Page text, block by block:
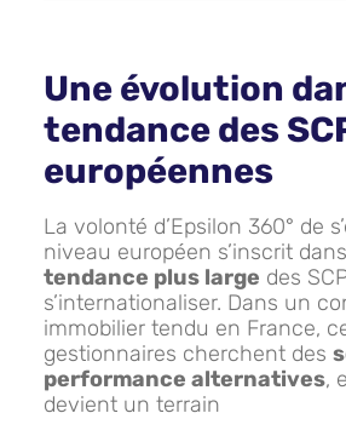
Une évolution
tendance des
européennes
La volonté d’Epsilon 360° de
niveau européen s’inscrit
tendance plus large des
s’internationaliser. Dans un
immobilier tendu en France,
gestionnaires cherchent des
performance alternatives,
devient un terrain